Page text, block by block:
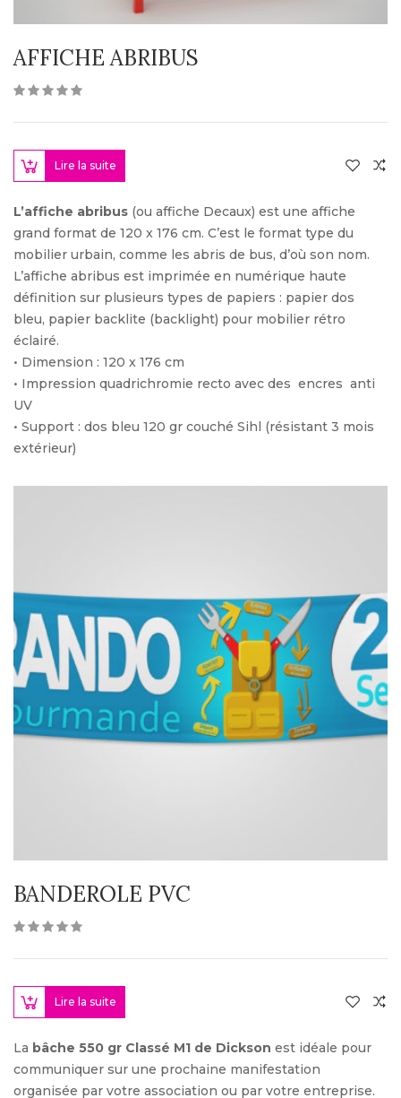
AFFICHE ABRIBUS
Lire la suite
L’affiche abribus (ou affiche Decaux) est une affiche
grand format de 120 x 176 cm. C’est le format type du
mobilier urbain, comme les abris de bus, d’où son nom.
L’affiche abribus est imprimée en numérique haute
définition sur plusieurs types de papiers : papier dos
bleu, papier backlite (backlight) pour mobilier rétro
éclairé.
• Dimension : 120 x 176 cm
• Impression quadrichromie recto avec des encres anti
UV
• Support : dos bleu 120 gr couché Sihl (résistant 3 mois
extérieur)
BANDEROLE PVC
Lire la suite
La bâche 550 gr Classé M1 de Dickson est idéale pour
communiquer sur une prochaine manifestation
organisée par votre association ou par votre entreprise.